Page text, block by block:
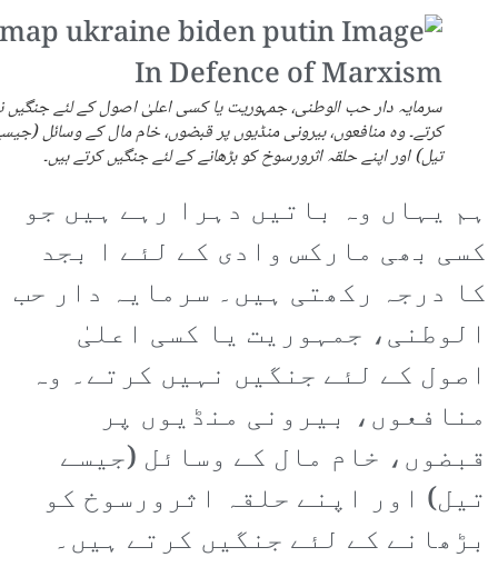
سرمایہ دار حب الوطنی، جمہوریت یا کسی اعلیٰ اصول کے لئے جنگیں
کرتے۔ وہ منافعوں، بیرونی منڈیوں پر قبضوں، خام مال کے وسائل
تیل) اور اپنے حلقہ اثرورسوخ کو بڑھانے کے لئے جنگیں کرتے ہیں۔
ہم یہاں وہ باتیں دہرا رہے ہیں جو
کسی بھی مارکس وادی کے لئے ا بجد
کا درجہ رکھتی ہیں۔ سرمایہ دار حب
الوطنی، جمہوریت یا کسی اعلیٰ
اصول کے لئے جنگیں نہیں کرتے۔ وہ
منافعوں، بیرونی منڈیوں پر
قبضوں، خام مال کے وسائل (جیسے
تیل) اور اپنے حلقہ اثرورسوخ کو
بڑھانے کے لئے جنگیں کرتے ہیں۔